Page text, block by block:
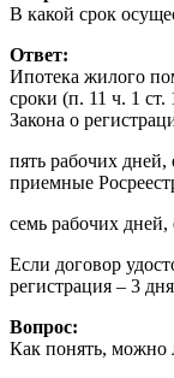
В какой срок
Ответ:
Ипотека жилого
сроки (п. 11 ч. 1 ст.
Закона о
пять рабочих
приемные
семь рабочих
Если договор
регистрация – 3
Вопрос:
Как понять, можно